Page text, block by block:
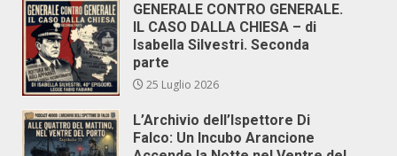
GENERALE CONTRO GENERALE.
IL CASO DALLA CHIESA – di
Isabella Silvestri. Seconda
parte
25 Luglio 2026
L’Archivio dell’Ispettore Di
Falco: Un Incubo Arancione